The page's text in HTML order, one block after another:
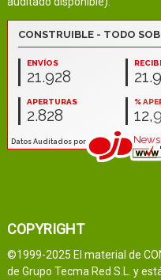
COPYRIGHT
©1999-2025 El material de
de Grupo Tecma Red S.L. y